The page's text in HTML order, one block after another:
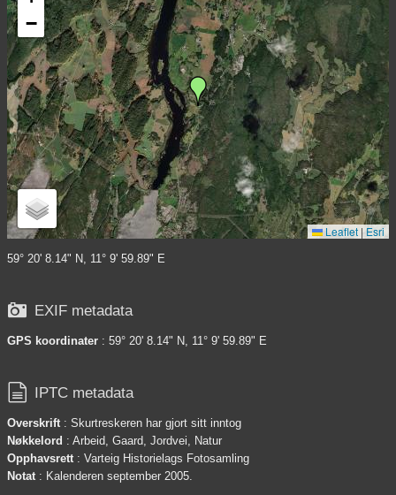
−
Leaflet | Esri
59° 20' 8.14" N, 11° 9' 59.89" E
 EXIF metadata
GPS koordinater : 59° 20' 8.14" N, 11° 9' 59.89" E
 IPTC metadata
Overskrift: Skurtreskeren har gjort sitt inntog
Nøkkelord : Arbeid, Gaard, Jordvei, Natur
Opphavsrett: Varteig Historielags Fotosamling
Notat: Kalenderen september 2005.